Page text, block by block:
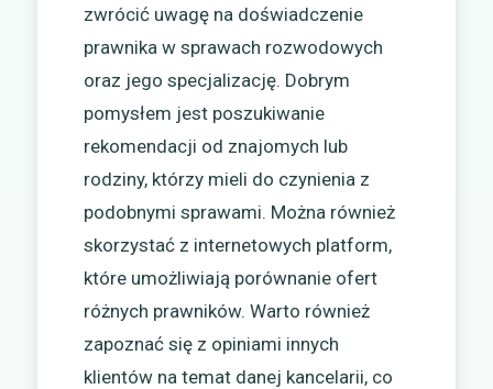
zwrócić uwagę na doświadczenie
prawnika w sprawach rozwodowych
oraz jego specjalizację. Dobrym
pomysłem jest poszukiwanie
rekomendacji od znajomych lub
rodziny, którzy mieli do czynienia z
podobnymi sprawami. Można również
skorzystać z internetowych platform,
które umożliwiają porównanie ofert
różnych prawników. Warto również
zapoznać się z opiniami innych
klientów na temat danej kancelarii, co